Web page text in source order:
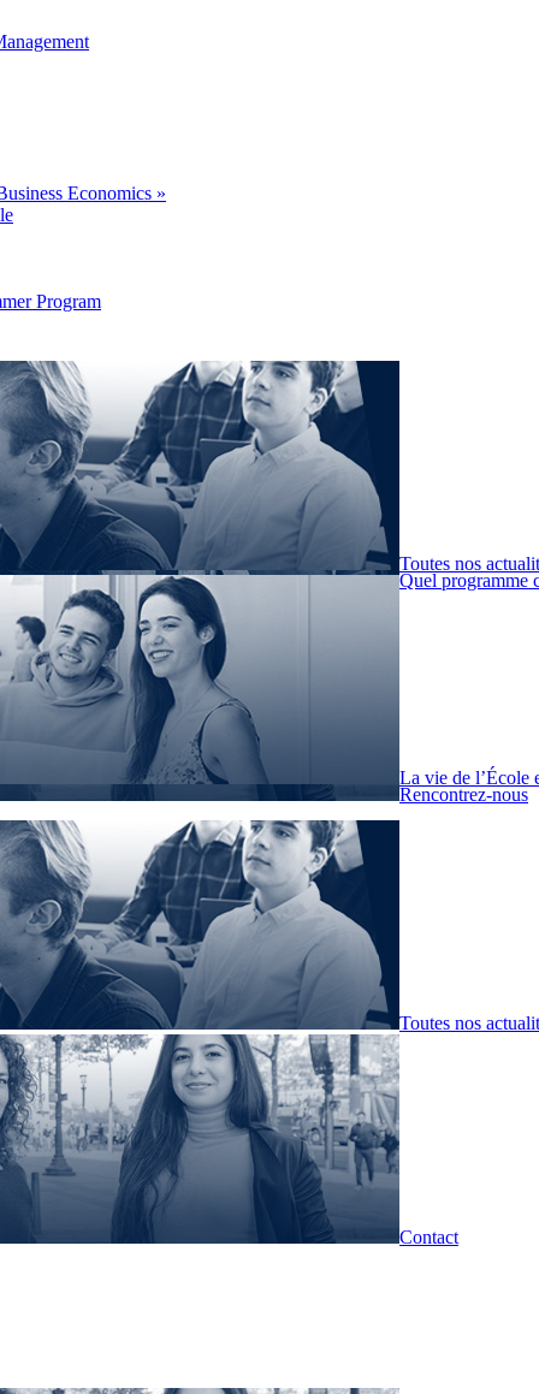
Economics »
Program
Quel programme
Rencontrez-nous
Toutes nos
La vie de l’École
Toutes nos
Contact